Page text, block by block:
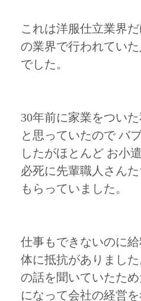
これは洋服仕立業界
の業界で行われてい
でした。
30年前に家業をつい
と思っていたので バ
したがほとんど お小
必死に先輩職人さん
もらっていました。
仕事もできないのに
体に抵抗がありまし
の話を聞いていたた
になって会社の経営